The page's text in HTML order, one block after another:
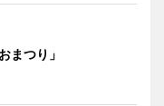
まつり」